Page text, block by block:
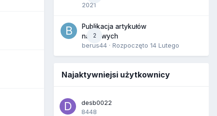
2021
2
Publikacja artykułów
naukowych
berus44 · Rozpoczęto 14 Lutego
Najaktywniejsi użytkownicy
desb0022
8448